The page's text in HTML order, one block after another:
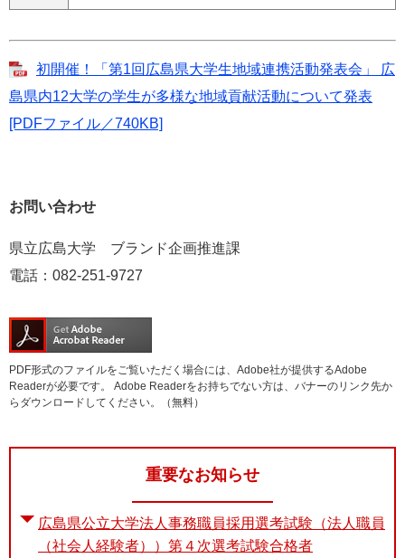
初開催！「第1回広島県大学生地域連携活動発表会」 広
島県内12大学の学生が多様な地域貢献活動について発表
[PDFファイル／740KB]
お問い合わせ
県立広島大学 ブランド企画推進課
電話：082-251-9727
PDF形式のファイルをご覧いただく場合には、Adobe社が提供するAdobe
Readerが必要です。
Adobe Readerをお持ちでない方は、バナーのリンク先か
らダウンロードしてください。（無料）
重要なお知らせ
広島県公立大学法人事務職員採用選考試験（法人職員
（社会人経験者））第４次選考試験合格者